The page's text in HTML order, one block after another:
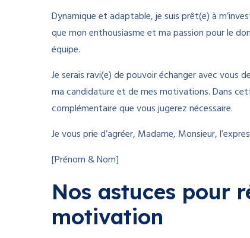
Dynamique et adaptable, je suis prêt(e) à
que mon enthousiasme et ma passion pour le
équipe.
Je serais ravi(e) de pouvoir échanger avec vous
ma candidature et de mes motivations. Dans
complémentaire que vous jugerez nécessaire.
Je vous prie d’agréer, Madame, Monsieur,
[Prénom & Nom]
Nos astuces pour
motivation